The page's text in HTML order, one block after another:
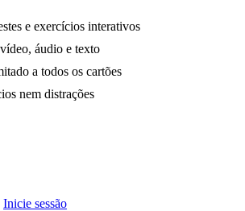
e exercícios interativos
áudio e texto
a todos os cartões
nem distrações
Inicie sessão